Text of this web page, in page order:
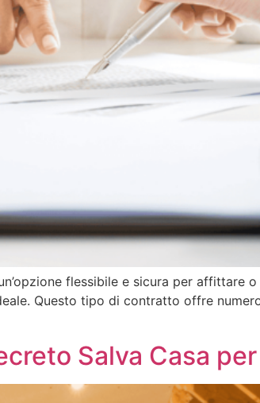
flessibile e sicura per affittare
Questo tipo di contratto offre
Salva Casa